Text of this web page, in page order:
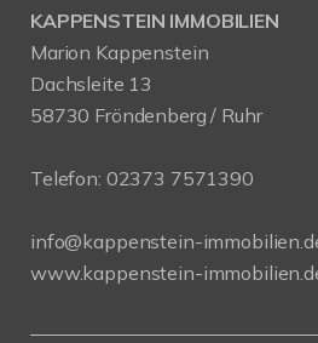
KAPPENSTEIN IMMOBILIEN
Marion Kappenstein
Dachsleite 13
58730 Fröndenberg / Ruhr
Telefon: 02373 7571390
info@kappenstein-
www.kappenstein-